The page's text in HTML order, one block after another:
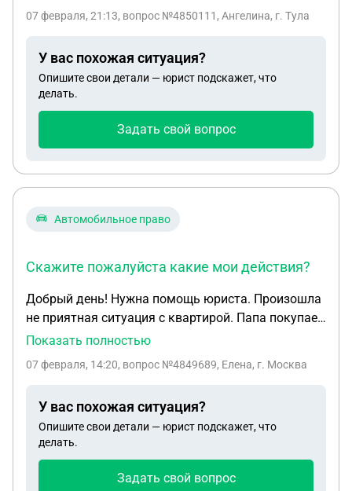
использовались мои паспортные данные.
не смогу. До спектакля 12 дней, большой театр
отказался вернуть мне средства онлайн. Говорят ,
что могут только лично в кассе. А я нахожусь в
возврат. К тому же, почему я покупала онлайн , а
театра? И что делать дальше?
07 февраля, 21:13, вопрос №4850111, Ангелина, г. Тула
У вас похожая ситуация?
Опишите свои детали — юрист подскажет, что
делать.
Задать свой вопрос
Автомобильное право
Скажите пожалуйста какие мои действия?
Добрый день! Нужна помощь юриста. Произошла
не приятная ситуация с квартирой. Папа покупает
мне квартиру в 2022году, не успев оформить её на
умирать в 50 лет) Я иду к нотариусу подавать на
1/2 доля в квартире. В нашу семью залезла "моя
сестра" как она представилась ,она была первой
его дочерью, о которой я узнала только от
жизнь. Потом через друзей папы я узнала, что эта
Показать полностью
07 февраля, 14:20, вопрос №4849689, Елена, г. Москва
У вас похожая ситуация?
Опишите свои детали — юрист подскажет, что
делать.
Задать свой вопрос